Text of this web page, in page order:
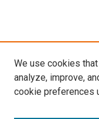
We use cookies
analyze, improve,
cookie preferences